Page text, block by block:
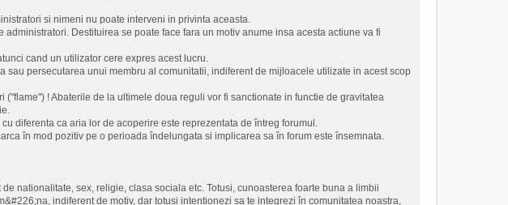
si nimeni nu poate interveni in privinta aceasta.
Destituirea se poate face fara un motiv anume insa acesta actiune va fi
cand un utilizator cere expres acest lucru.
persecutarea unui membru al comunitatii, indiferent de mijloacele utilizate in acest scop
! Abaterile de la ultimele doua reguli vor fi sanctionate in functie de gravitatea
diferenta ca aria lor de acoperire este reprezentata de întreg forumul.
în mod pozitiv pe o perioada îndelungata si implicarea sa în forum este însemnata.
nationalitate, sex, religie, clasa sociala etc. Totusi, cunoasterea foarte buna a limbii
indiferent de motiv, dar totusi intentionezi sa te integrezi în comunitatea noastra,